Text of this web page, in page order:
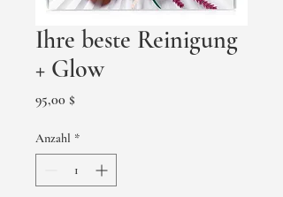
Ihre beste Reinigung
+ Glow
95,00 $
Anzahl *